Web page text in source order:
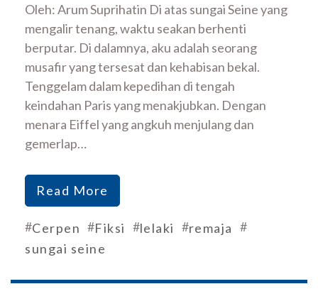
Oleh: Arum Suprihatin Di atas sungai Seine yang
mengalir tenang, waktu seakan berhenti
berputar. Di dalamnya, aku adalah seorang
musafir yang tersesat dan kehabisan bekal.
Tenggelam dalam kepedihan di tengah
keindahan Paris yang menakjubkan. Dengan
menara Eiffel yang angkuh menjulang dan
gemerlap…
Read More
#Cerpen #Fiksi #lelaki #remaja #
sungai seine